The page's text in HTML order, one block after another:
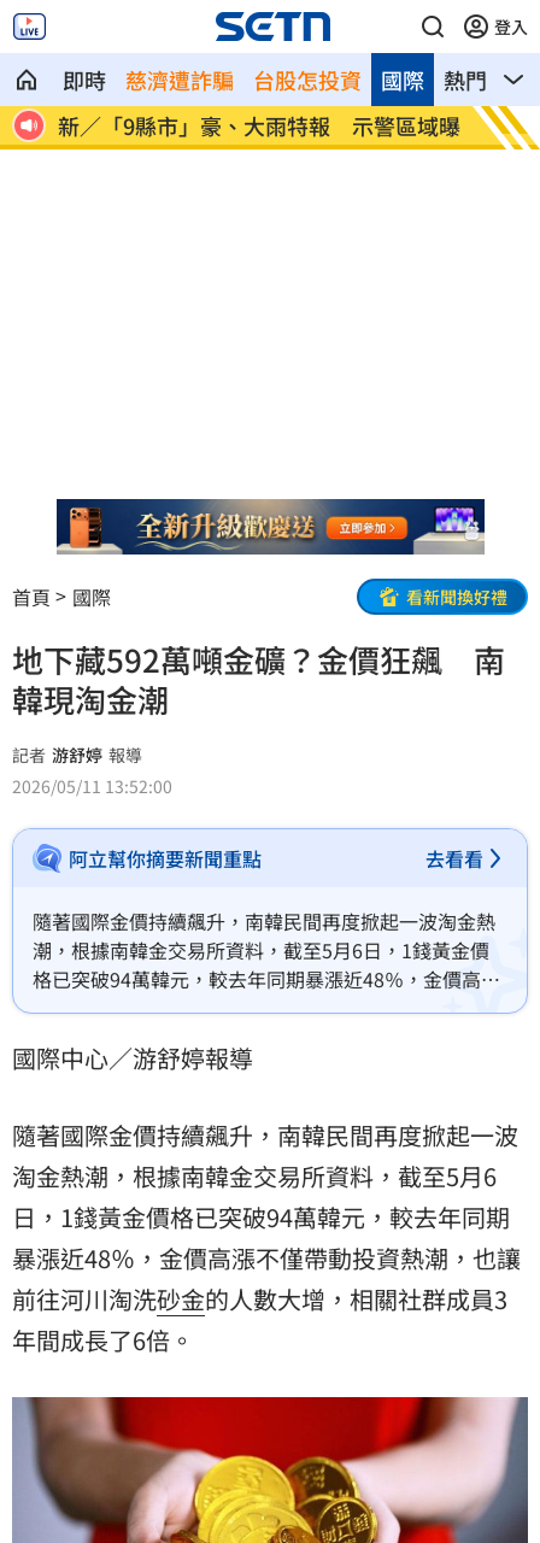
登入
即時 慈濟遭詐騙 台股怎投資 熱門 影
國際
新／「9縣市」豪、大雨特報 示警區域曝 打靶
搜
首頁 國際 看新聞換好禮
地下藏592萬噸金礦？金價狂飆 南
韓現淘金潮
記者 游舒婷 報導
2026/05/11 13:52:00
阿立幫你摘要新聞重點 去看看
隨著國際金價持續飆升，南韓民間再度掀起一波淘金熱
潮，根據南韓金交易所資料，截至5月6日，1錢黃金價
格已突破94萬韓元，較去年同期暴漲近48％，金價高漲
不僅帶動投資熱潮，也讓前往河川淘洗砂金的人數大
國際中心／游舒婷報導
隨著國際金價持續飆升，南韓民間再度掀起一波
淘金熱潮，根據南韓金交易所資料，截至5月6
日，1錢黃金價格已突破94萬韓元，較去年同期
暴漲近48％，金價高漲不僅帶動投資熱潮，也讓
前往河川淘洗砂金的人數大增，相關社群成員3
年間成長了6倍。